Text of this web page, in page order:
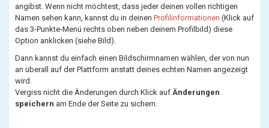
angibst. Wenn nicht möchtest, dass jeder deinen vollen richtigen
Namen sehen kann, kannst du in deinen Profilinformationen (Klick auf
das 3-Punkte-Menü rechts oben neben deinem Profilbild) diese
Option anklicken (siehe Bild).
Dann kannst du einfach einen Bildschirmnamen wählen, der von nun
an überall auf der Plattform anstatt deines echten Namen angezeigt
wird.
Vergiss nicht die Änderungen durch Klick auf Änderungen
speichern am Ende der Seite zu sichern.